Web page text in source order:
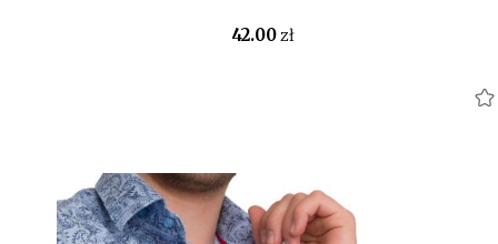
42.00zł